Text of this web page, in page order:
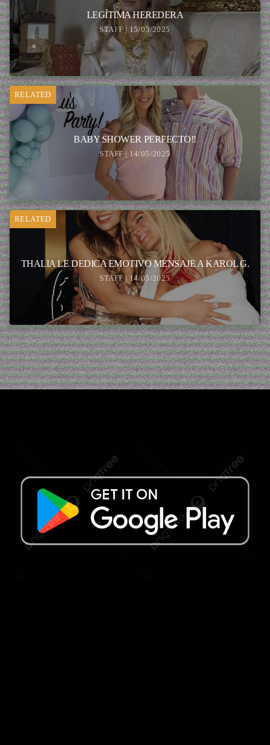
LEGÍTIMA HEREDERA
STAFF | 15/05/2025
RELATED
BABY SHOWER PERFECTO!!
STAFF | 14/05/2025
RELATED
THALIA LE DEDICA EMOTIVO MENSAJE A KAROL G.
STAFF | 14/05/2025